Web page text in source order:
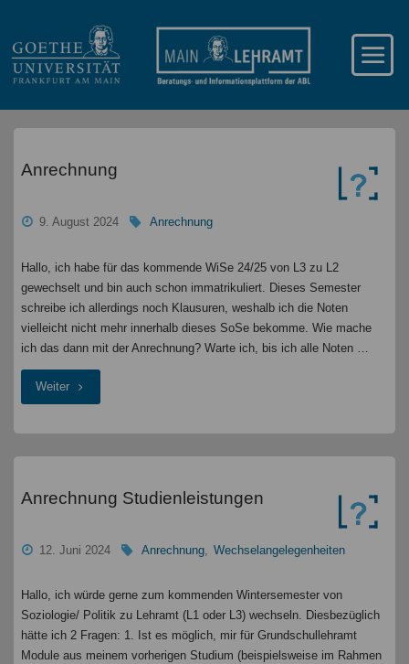
Anrechnung
9. August 2024 Anrechnung
Hallo, ich habe für das kommende WiSe 24/25 von L3 zu L2
gewechselt und bin auch schon immatrikuliert. Dieses Semester
schreibe ich allerdings noch Klausuren, weshalb ich die Noten
vielleicht nicht mehr innerhalb dieses SoSe bekomme. Wie mache
ich das dann mit der Anrechnung? Warte ich, bis ich alle Noten …
Weiter"Anrechnung
Anrechnung Studienleistungen
12. Juni 2024 Anrechnung, Wechselangelegenheiten
Hallo, ich würde gerne zum kommenden Wintersemester von
Soziologie/ Politik zu Lehramt (L1 oder L3) wechseln. Diesbezüglich
hätte ich 2 Fragen: 1. Ist es möglich, mir für Grundschullehramt
Module aus meinem vorherigen Studium (beispielsweise im Rahmen